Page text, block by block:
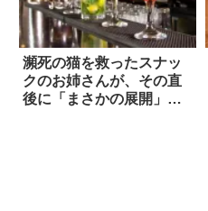
瀕死の猫を救ったスナッ
クのお姉さんが、その直
後に「まさかの展開」を